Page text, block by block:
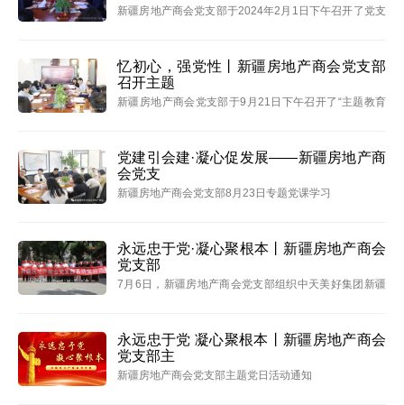
新疆房地产商会党支部于2024年2月1日下午召开了党支
忆初心，强党性丨新疆房地产商会党支部
召开主题
新疆房地产商会党支部于9月21日下午召开了“主题教育
党建引会建·凝心促发展——新疆房地产商
会党支
新疆房地产商会党支部8月23日专题党课学习
永远忠于党·凝心聚根本丨新疆房地产商会
党支部
7月6日，新疆房地产商会党支部组织中天美好集团新疆
红色教育基地—毛泽民故居和西路军纪念馆，引导党员
干部在以
永远忠于党 凝心聚根本丨新疆房地产商会
党支部主
新疆房地产商会党支部主题党日活动通知